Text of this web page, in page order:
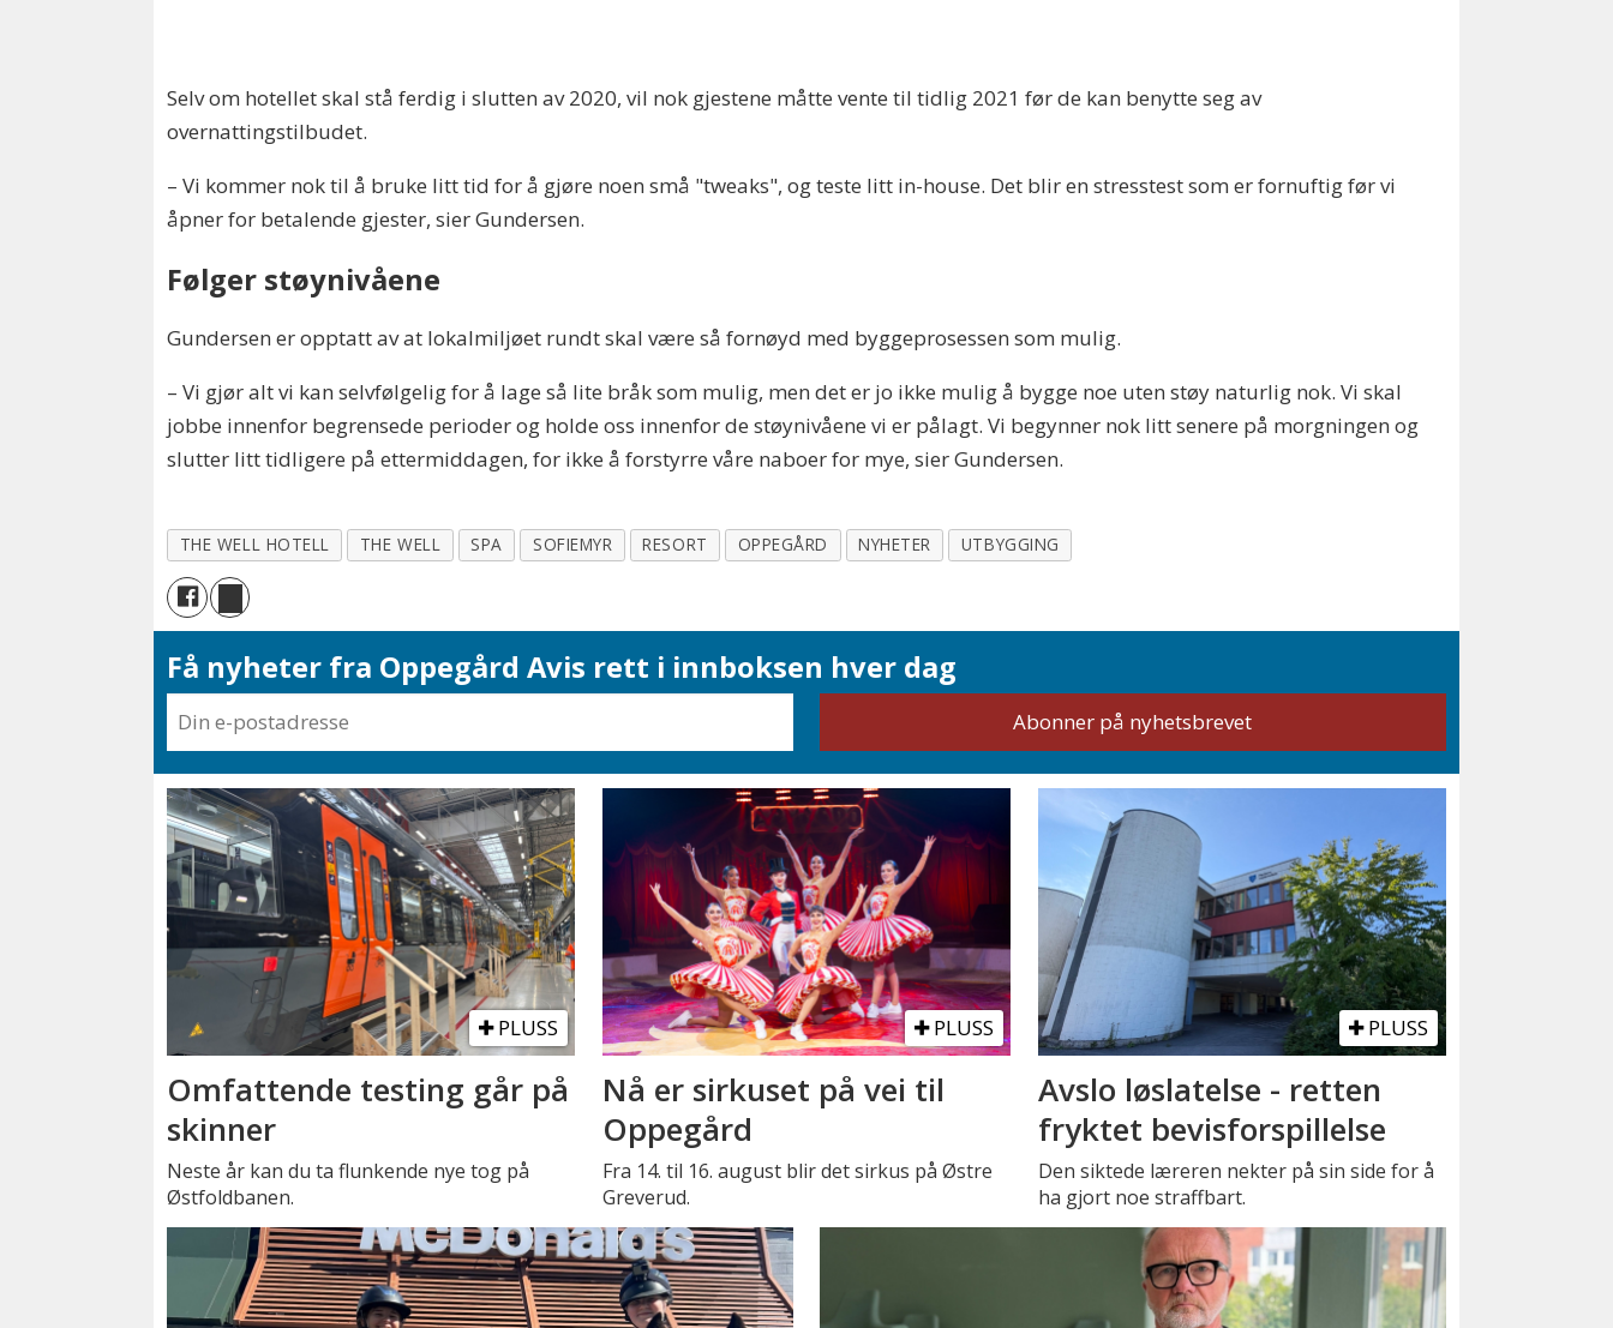
Selv om hotellet skal stå ferdig i slutten av 2020, vil nok gjestene måtte vente til tidlig 2021 før de kan benytte seg av
overnattingstilbudet.
– Vi kommer nok til å bruke litt tid for å gjøre noen små "tweaks", og teste litt in-house. Det blir en stresstest som er fornuftig før vi
åpner for betalende gjester, sier Gundersen.
Følger støynivåene
Gundersen er opptatt av at lokalmiljøet rundt skal være så fornøyd med byggeprosessen som mulig.
– Vi gjør alt vi kan selvfølgelig for å lage så lite bråk som mulig, men det er jo ikke mulig å bygge noe uten støy naturlig nok. Vi skal
jobbe innenfor begrensede perioder og holde oss innenfor de støynivåene vi er pålagt. Vi begynner nok litt senere på morgningen og
slutter litt tidligere på ettermiddagen, for ikke å forstyrre våre naboer for mye, sier Gundersen.
THE WELL HOTELL THE WELL SPA SOFIEMYR RESORT OPPEGÅRD NYHETER UTBYGGING
Få nyheter fra Oppegård Avis rett i innboksen hver dag
PLUSS
Omfattende testing går på
skinner
Neste år kan du ta flunkende nye tog på
Østfoldbanen.
PLUSS
Nå er sirkuset på vei til
Oppegård
Fra 14. til 16. august blir det sirkus på Østre
Greverud.
PLUSS
Avslo løslatelse - retten
fryktet bevisforspillelse
Den siktede læreren nekter på sin side for å
ha gjort noe straffbart.